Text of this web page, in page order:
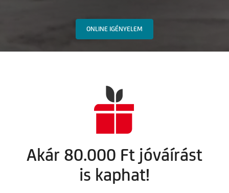
ONLINE IGÉNYELEM
Akár 80.000 Ft jóváírást
is kaphat!